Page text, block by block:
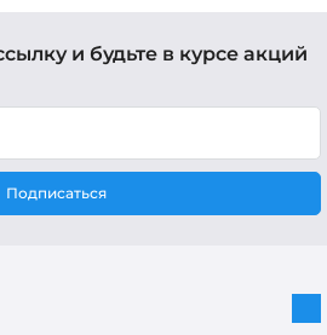
и будьте в курсе акций
Подписаться